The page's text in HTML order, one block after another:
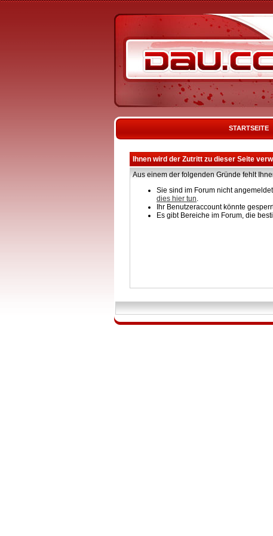
STARTSEITE
Ihnen wird der Zutritt zu dieser Seite
Aus einem der folgenden Gründe fehlt
Sie sind im Forum nicht
dies hier tun.
Ihr Benutzeraccount könnte
Es gibt Bereiche im Forum, die